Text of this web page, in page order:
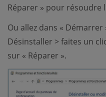
Réparer » pour résoudre
Ou allez dans « Démarrer
Désinstaller > faites un
sur « Réparer ».